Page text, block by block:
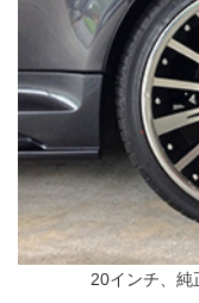
20インチ、純